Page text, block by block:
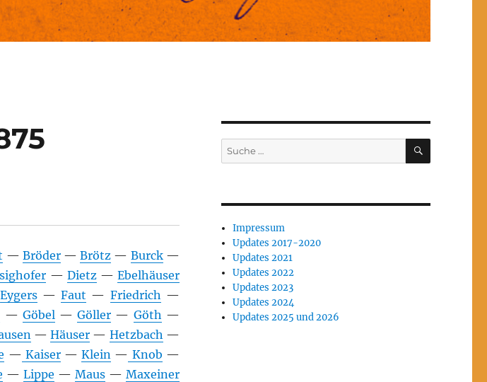
— Bröder—Brötz — Burck—
— Dietz— Ebelhäuser
Eygers—Faut — Friedrich —
— Göbel —Göller — Göth —
—Häuser — Hetzbach —
— Kaiser—Klein — Knob —
— Lippe — Maus— Maxeiner
Suche
nach:
SUCHEN
Impressum
Updates 2017-2020
Updates 2021
Updates 2022
Updates 2023
Updates 2024
Updates 2025 und 2026